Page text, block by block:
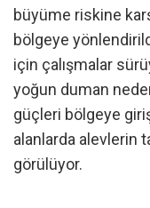
büyüme riskine
bölgeye
için çalışmalar
yoğun duman
güçleri bölgeye giriş
alanlarda alevlerin
görülüyor.